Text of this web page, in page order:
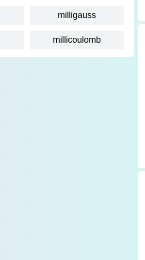
milligauss
millicoulomb